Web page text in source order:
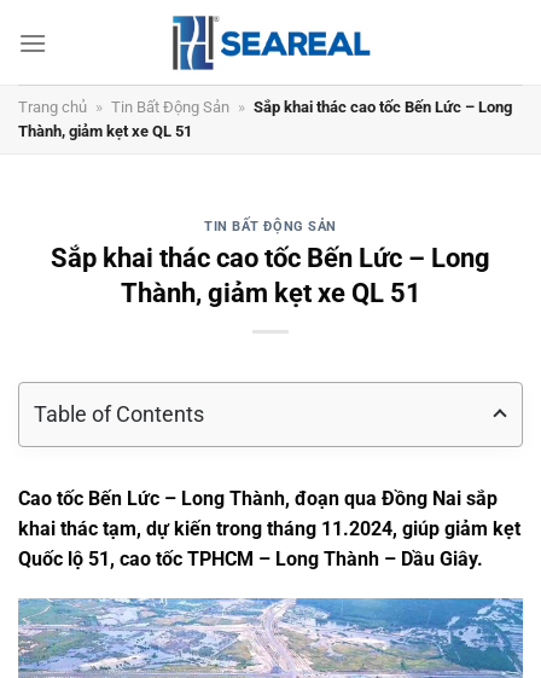
đến
dungTrang chủ » Tin Bất Động Sản » Sắp khai thác cao tốc Bến Lức – Long
Thành, giảm kẹt xe QL 51
TIN BẤT ĐỘNG SẢN
Sắp khai thác cao tốc Bến Lức – Long
Thành, giảm kẹt xe QL 51
Table of Contents
Cao tốc Bến Lức – Long Thành, đoạn qua Đồng Nai sắp
khai thác tạm, dự kiến trong tháng 11.2024, giúp giảm kẹt
Quốc lộ 51, cao tốc TPHCM – Long Thành – Dầu Giây.